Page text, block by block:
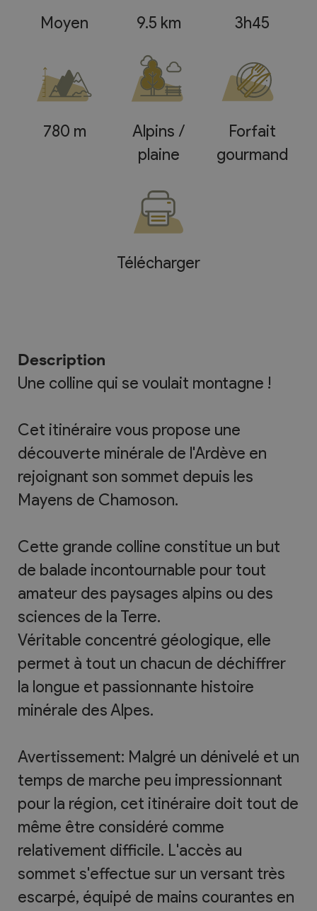
Moyen 9.5 km 3h45
780 m
Alpins /
plaine
Forfait
gourmand
Télécharger
Description
Une colline qui se voulait montagne !
Cet itinéraire vous propose une
découverte minérale de l'Ardève en
rejoignant son sommet depuis les
Mayens de Chamoson.
Cette grande colline constitue un but
de balade incontournable pour tout
amateur des paysages alpins ou des
sciences de la Terre.
Véritable concentré géologique, elle
permet à tout un chacun de déchiffrer
la longue et passionnante histoire
minérale des Alpes.
Avertissement: Malgré un dénivelé et un
temps de marche peu impressionnant
pour la région, cet itinéraire doit tout de
même être considéré comme
relativement difficile. L'accès au
sommet s'effectue sur un versant très
escarpé, équipé de mains courantes en